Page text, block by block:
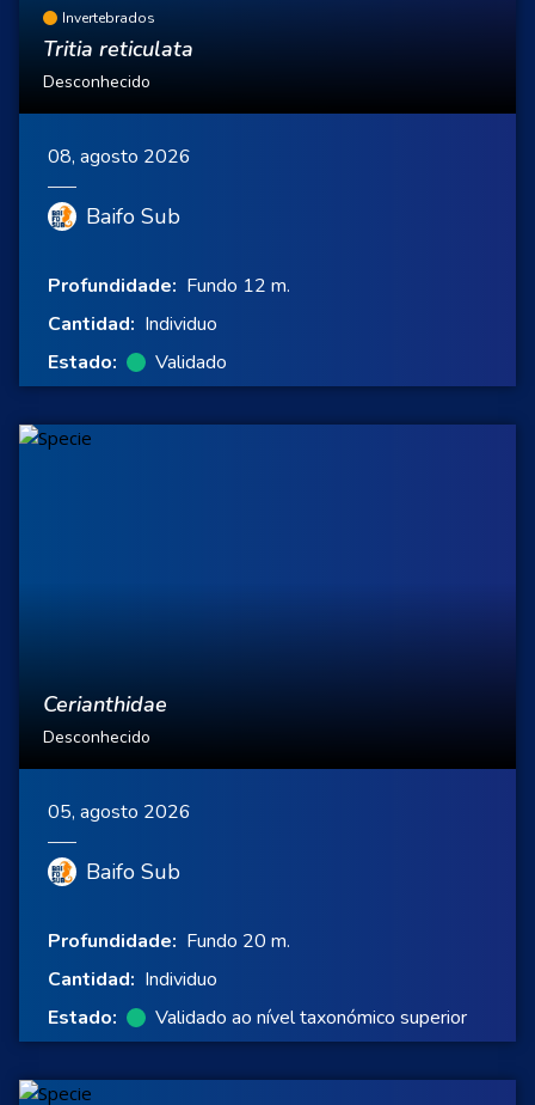
Invertebrados
Tritia reticulata
Desconhecido
08, agosto 2026
Baifo Sub
Profundidade: Fundo 12 m.
Cantidad: Individuo
Estado:
Validado
Cerianthidae
Desconhecido
05, agosto 2026
Baifo Sub
Profundidade: Fundo 20 m.
Cantidad: Individuo
Estado:
Validado ao nível taxonómico superior